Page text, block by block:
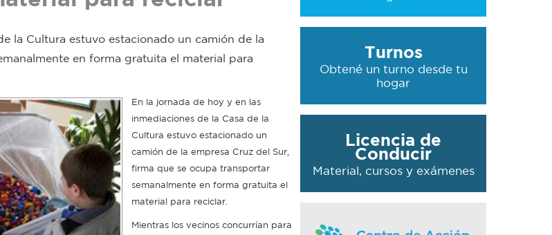
la Cultura estuvo estacionado un camión de la
en forma gratuita el material para
En la jornada de hoy y en las
inmediaciones de la Casa de la
Cultura estuvo estacionado un
camión de la empresa Cruz del Sur,
firma que se ocupa transportar
semanalmente en forma gratuita el
material para reciclar.
Mientras los vecinos concurrían para
Turnos
Obtené un turno desde tu
hogar
Licencia de
Conducir
Material, cursos y exámenes